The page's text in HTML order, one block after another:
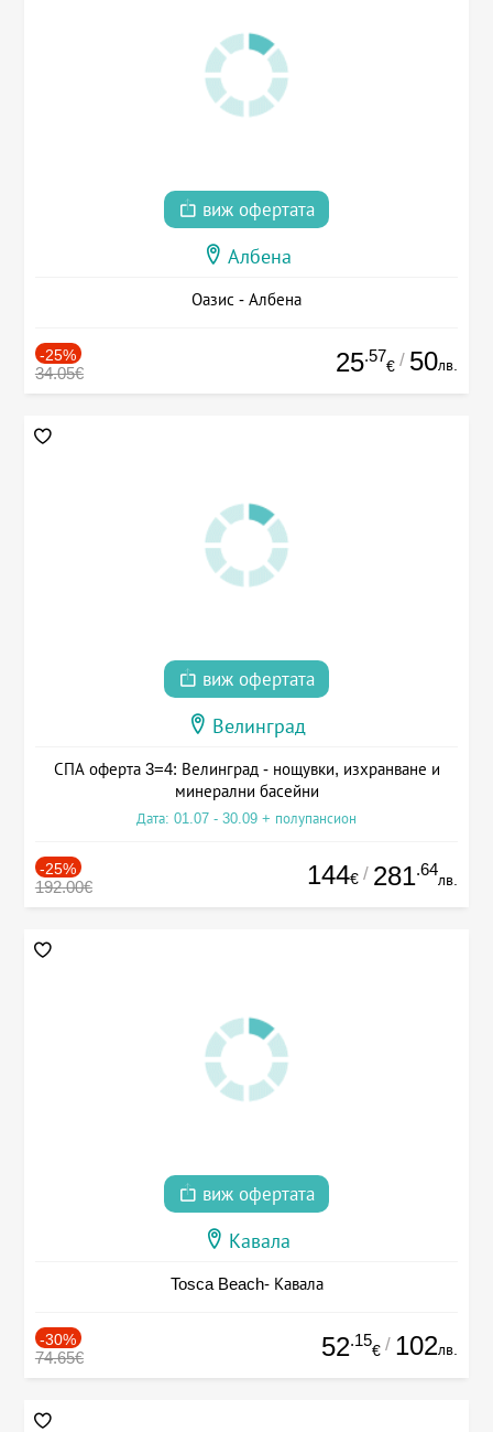
виж офертата
Албена
Оазис - Албена
-25%
34.05€ 25.57
€ / 50лв.
виж офертата
Велинград
СПА оферта 3=4: Велинград - нощувки, изхранване и
минерални басейни
Дата: 01.07 - 30.09 + полупансион
-25%
192.00€ 144€ / 281.64
лв.
виж офертата
Кавала
Tosca Beach- Кавала
-30%
74.65€ 52.15
€ / 102лв.